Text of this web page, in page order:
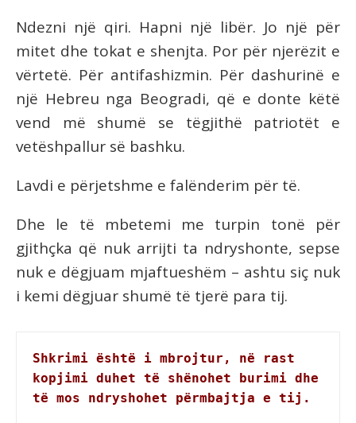
Ndezni një qiri. Hapni një libër. Jo një për
mitet dhe tokat e shenjta. Por për njerëzit e
vërtetë. Për antifashizmin. Për dashurinë e
një Hebreu nga Beogradi, që e donte këtë
vend më shumë se tëgjithë patriotët e
vetëshpallur së bashku.
Lavdi e përjetshme e falënderim për të.
Dhe le të mbetemi me turpin tonë për
gjithçka që nuk arrijti ta ndryshonte, sepse
nuk e dëgjuam mjaftueshëm – ashtu siç nuk
i kemi dëgjuar shumë të tjerë para tij.
Shkrimi është i mbrojtur, në rast
kopjimi duhet të shënohet burimi dhe
të mos ndryshohet përmbajtja e tij.